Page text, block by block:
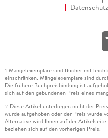
1 Mängelexemplare sind Bücher mit
einschränken. Mängelexemplare sind
Die frühere Buchpreisbindung ist
sich auf den gebundenen Preis eines
2 Diese Artikel unterliegen nicht der
wurde aufgehoben oder der Preis wurde
Alternative wird Ihnen auf der Artikelseite
beziehen sich auf den vorherigen Preis.